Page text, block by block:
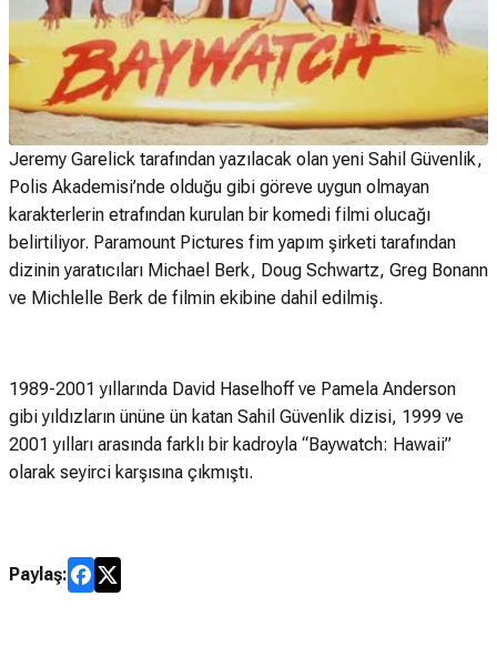
Jeremy Garelick tarafından yazılacak olan yeni Sahil Güvenlik,
Polis Akademisi’nde olduğu gibi göreve uygun olmayan
karakterlerin etrafından kurulan bir komedi filmi olucağı
belirtiliyor. Paramount Pictures fim yapım şirketi tarafından
dizinin yaratıcıları Michael Berk, Doug Schwartz, Greg Bonann
ve Michlelle Berk de filmin ekibine dahil edilmiş.
1989-2001 yıllarında David Haselhoff ve Pamela Anderson
gibi yıldızların ününe ün katan Sahil Güvenlik dizisi, 1999 ve
2001 yılları arasında farklı bir kadroyla “Baywatch: Hawaii”
olarak seyirci karşısına çıkmıştı.
Paylaş: